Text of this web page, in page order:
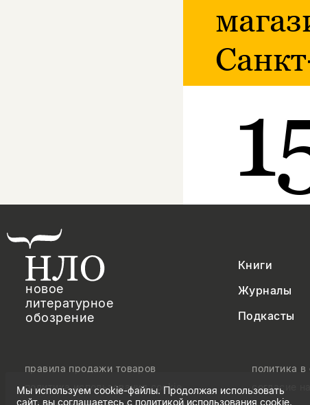
новое
литературное
обозрение
Книги
Журналы
Подкасты
правила продажи товаров
политика
политика использования cookie
согласие
Мы используем cookie-файлы. Продолжая использовать
сайт, вы соглашаетесь с политикой использования cookie.